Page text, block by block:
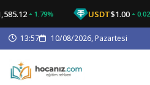
to
content
1.79% USDT$1.00
13:57 10/08/2026, Pazartesi